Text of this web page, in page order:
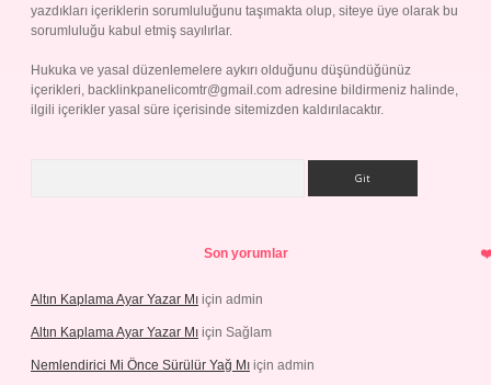
yazdıkları içeriklerin sorumluluğunu taşımakta olup, siteye üye olarak bu
sorumluluğu kabul etmiş sayılırlar.
Hukuka ve yasal düzenlemelere aykırı olduğunu düşündüğünüz
içerikleri, backlinkpanelicomtr@gmail.com adresine bildirmeniz halinde,
ilgili içerikler yasal süre içerisinde sitemizden kaldırılacaktır.
Son yorumlar
Altın Kaplama Ayar Yazar Mı için admin
Altın Kaplama Ayar Yazar Mı için Sağlam
Nemlendirici Mi Önce Sürülür Yağ Mı için admin